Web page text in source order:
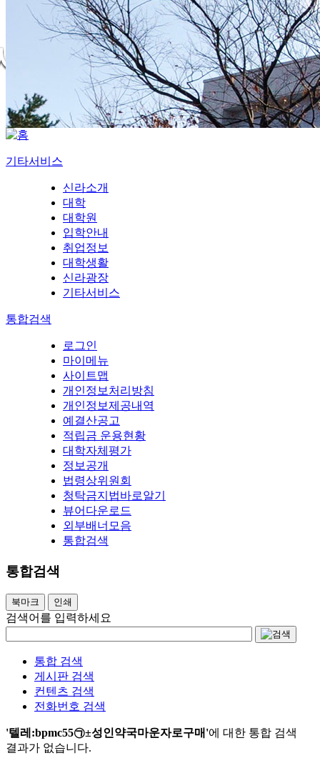
기타서비스
신라소개
대학
대학원
입학안내
취업정보
대학생활
신라광장
기타서비스
통합검색
로그인
마이메뉴
사이트맵
개인정보처리방침
개인정보제공내역
예결산공고
적립금 운용현황
대학자체평가
정보공개
법령상위원회
청탁금지법바로알기
뷰어다운로드
외부배너모음
통합검색
통합검색
북마크 인쇄
검색어를 입력하세요
통합 검색
게시판 검색
컨텐츠 검색
전화번호 검색
'텔레:bpmc55㉠±성인약국마운자로구매'에 대한 통합 검색
결과가 없습니다.